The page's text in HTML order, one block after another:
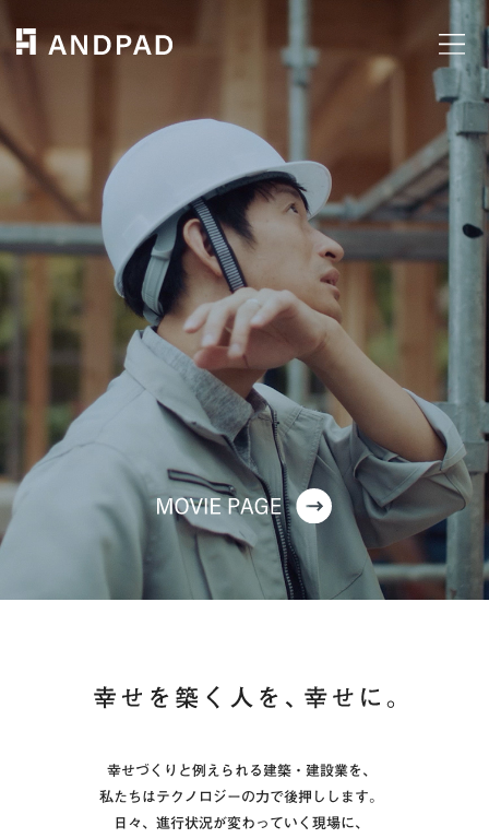
幸せづくりと例えられる建築・建設業を、
私たちはテクノロジーの力で後押しします。
日々、進行状況が変わっていく現場に、